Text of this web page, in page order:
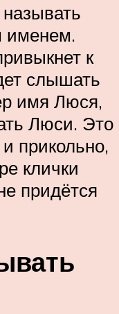
именем.
к
слышать
имя Люся,
Люси. Это
прикольно,
клички
придётся